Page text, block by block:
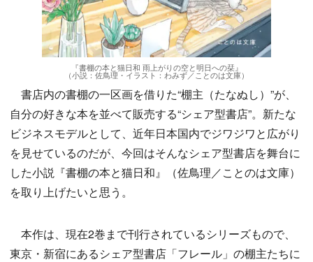
『書棚の本と猫日和 雨上がりの空と明日への栞』
（小説：佐鳥理・イラスト：わみず／ことのは文庫）
書店内の書棚の一区画を借りた“棚主（たなぬし）”が、
自分の好きな本を並べて販売する“シェア型書店”。新たな
ビジネスモデルとして、近年日本国内でジワジワと広がり
を見せているのだが、今回はそんなシェア型書店を舞台に
した小説『書棚の本と猫日和』（佐鳥理／ことのは文庫）
を取り上げたいと思う。
本作は、現在2巻まで刊行されているシリーズもので、
東京・新宿にあるシェア型書店「フレール」の棚主たちに